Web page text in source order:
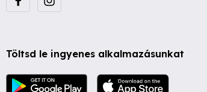
Töltsd le ingyenes alkalmazásunkat